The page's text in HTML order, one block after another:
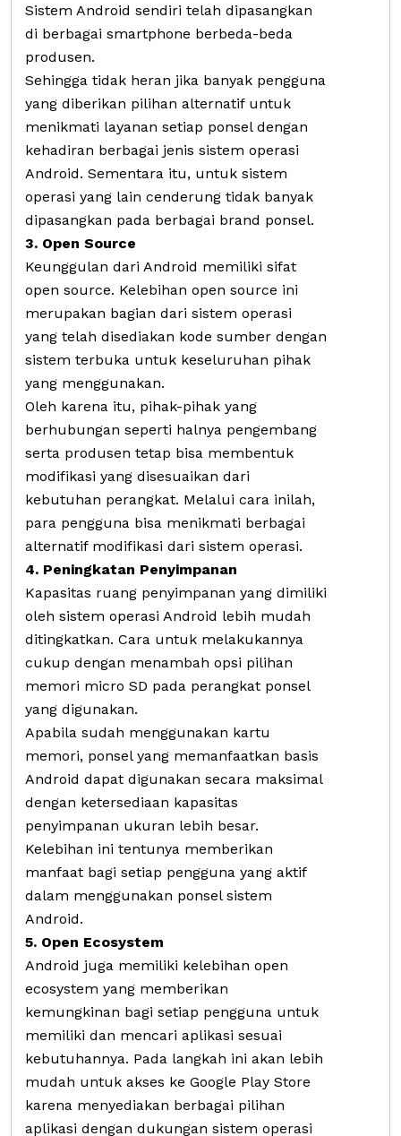
Sistem Android sendiri telah dipasangkan
di berbagai smartphone berbeda-beda
produsen.
Sehingga tidak heran jika banyak pengguna
yang diberikan pilihan alternatif untuk
menikmati layanan setiap ponsel dengan
kehadiran berbagai jenis sistem operasi
Android. Sementara itu, untuk sistem
operasi yang lain cenderung tidak banyak
dipasangkan pada berbagai brand ponsel.
3. Open Source
Keunggulan dari Android memiliki sifat
open source. Kelebihan open source ini
merupakan bagian dari sistem operasi
yang telah disediakan kode sumber dengan
sistem terbuka untuk keseluruhan pihak
yang menggunakan.
Oleh karena itu, pihak-pihak yang
berhubungan seperti halnya pengembang
serta produsen tetap bisa membentuk
modifikasi yang disesuaikan dari
kebutuhan perangkat. Melalui cara inilah,
para pengguna bisa menikmati berbagai
alternatif modifikasi dari sistem operasi.
4. Peningkatan Penyimpanan
Kapasitas ruang penyimpanan yang dimiliki
oleh sistem operasi Android lebih mudah
ditingkatkan. Cara untuk melakukannya
cukup dengan menambah opsi pilihan
memori micro SD pada perangkat ponsel
yang digunakan.
Apabila sudah menggunakan kartu
memori, ponsel yang memanfaatkan basis
Android dapat digunakan secara maksimal
dengan ketersediaan kapasitas
penyimpanan ukuran lebih besar.
Kelebihan ini tentunya memberikan
manfaat bagi setiap pengguna yang aktif
dalam menggunakan ponsel sistem
Android.
5. Open Ecosystem
Android juga memiliki kelebihan open
ecosystem yang memberikan
kemungkinan bagi setiap pengguna untuk
memiliki dan mencari aplikasi sesuai
kebutuhannya. Pada langkah ini akan lebih
mudah untuk akses ke Google Play Store
karena menyediakan berbagai pilihan
aplikasi dengan dukungan sistem operasi